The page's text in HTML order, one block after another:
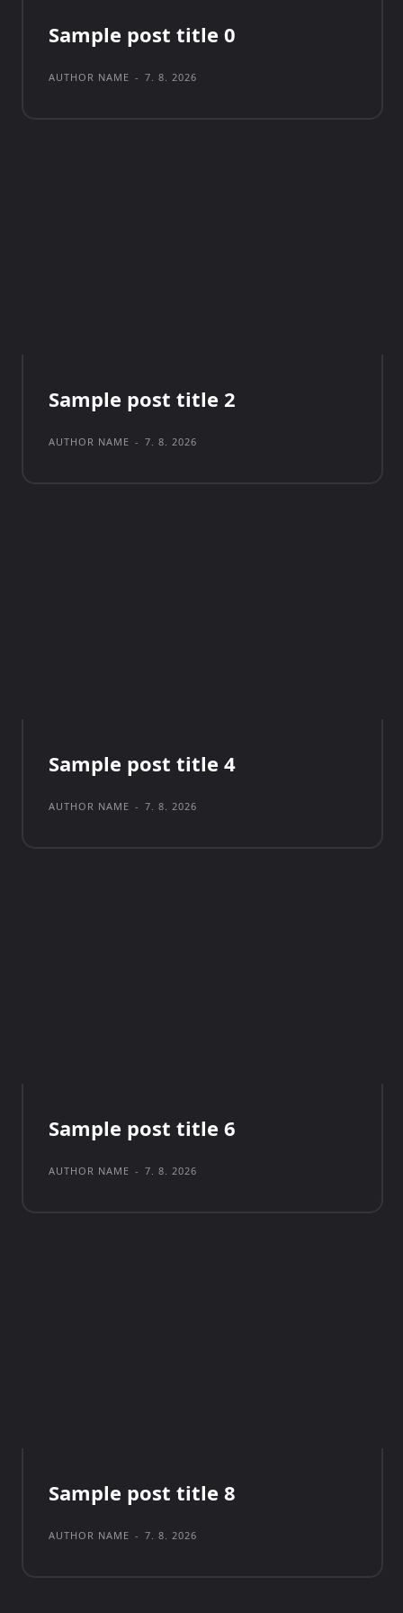
Sample post title 0
AUTHOR NAME - 7. 8. 2026
Sample post title 2
AUTHOR NAME - 7. 8. 2026
Sample post title 4
AUTHOR NAME - 7. 8. 2026
Sample post title 6
AUTHOR NAME - 7. 8. 2026
Sample post title 8
AUTHOR NAME - 7. 8. 2026